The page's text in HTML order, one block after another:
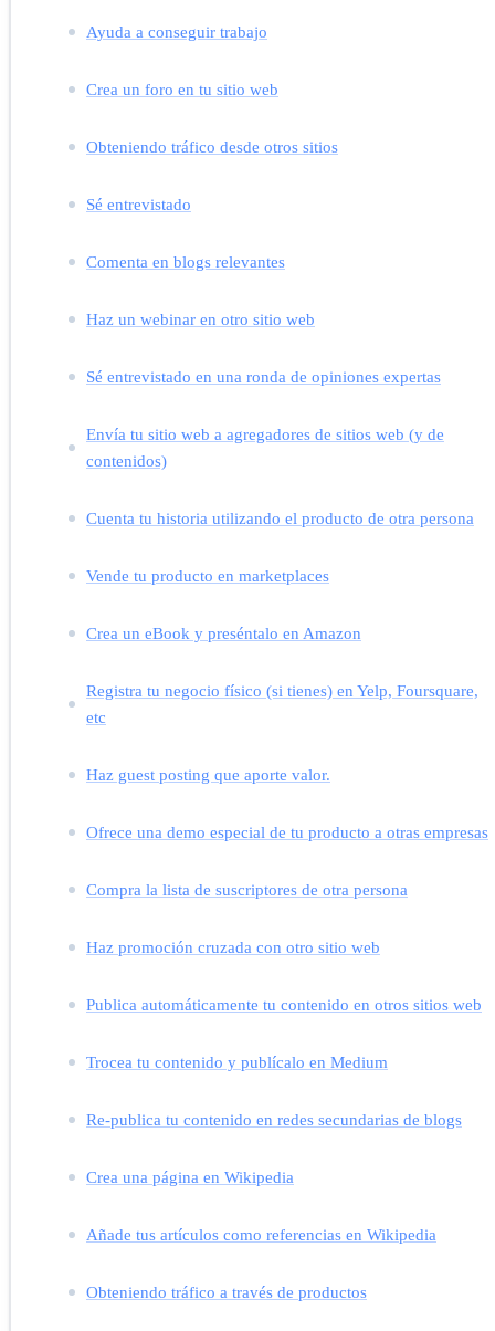
Ayuda a conseguir trabajo
Crea un foro en tu sitio web
Obteniendo tráfico desde otros sitios
Sé entrevistado
Comenta en blogs relevantes
Haz un webinar en otro sitio web
Sé entrevistado en una ronda de opiniones expertas
Envía tu sitio web a agregadores de sitios web (y de
contenidos)
Cuenta tu historia utilizando el producto de otra persona
Vende tu producto en marketplaces
Crea un eBook y preséntalo en Amazon
Registra tu negocio físico (si tienes) en Yelp, Foursquare,
etc
Haz guest posting que aporte valor.
Ofrece una demo especial de tu producto a otras empresas
Compra la lista de suscriptores de otra persona
Haz promoción cruzada con otro sitio web
Publica automáticamente tu contenido en otros sitios web
Trocea tu contenido y publícalo en Medium
Re-publica tu contenido en redes secundarias de blogs
Crea una página en Wikipedia
Añade tus artículos como referencias en Wikipedia
Obteniendo tráfico a través de productos